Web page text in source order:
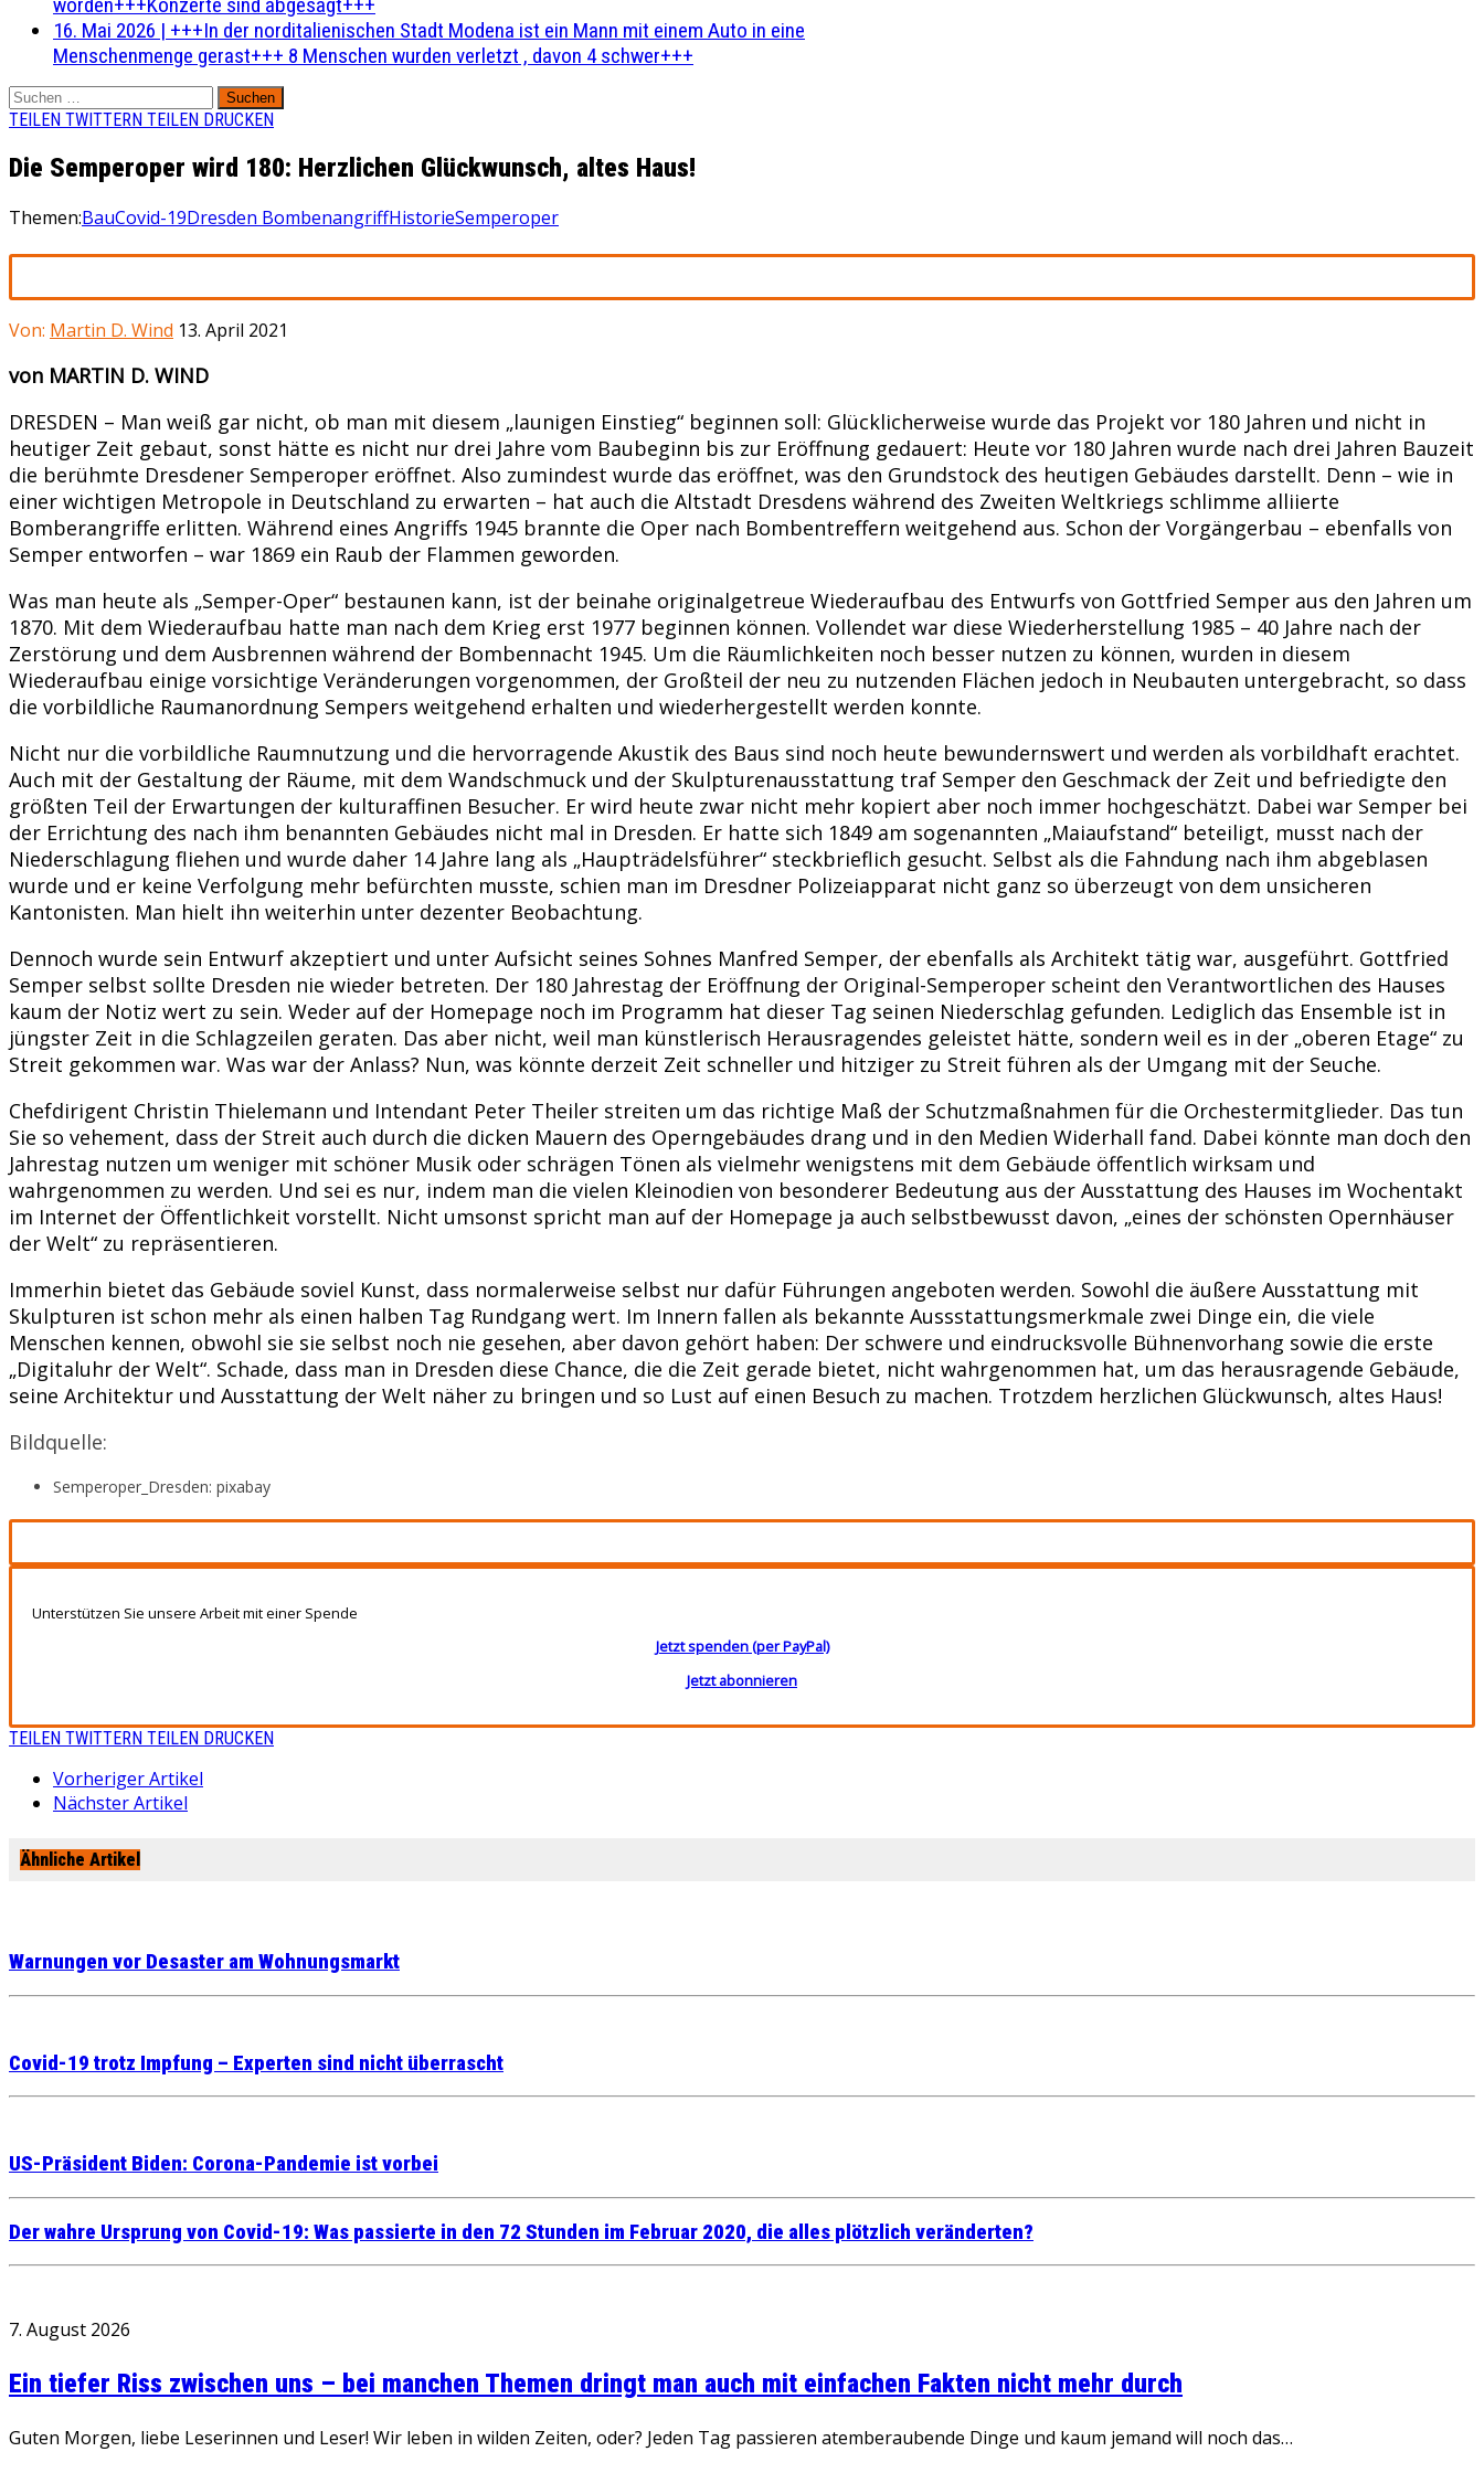
16. Mai 2026 | +++In der norditalienischen Stadt Modena ist ein Mann mit einem Auto in eine
Menschenmenge gerast+++ 8 Menschen wurden verletzt , davon 4 schwer+++
Suchen
nach:
TEILEN TWITTERN TEILEN DRUCKEN
Die Semperoper wird 180: Herzlichen Glückwunsch, altes Haus!
Themen:BauCovid-19Dresden BombenangriffHistorieSemperoper
Von: Martin D. Wind 13. April 2021
von MARTIN D. WIND
DRESDEN – Man weiß gar nicht, ob man mit diesem „launigen Einstieg“ beginnen soll: Glücklicherweise wurde das Projekt vor 180 Jahren und nicht in
heutiger Zeit gebaut, sonst hätte es nicht nur drei Jahre vom Baubeginn bis zur Eröffnung gedauert: Heute vor 180 Jahren wurde nach drei Jahren Bauzeit
die berühmte Dresdener Semperoper eröffnet. Also zumindest wurde das eröffnet, was den Grundstock des heutigen Gebäudes darstellt. Denn – wie in
einer wichtigen Metropole in Deutschland zu erwarten – hat auch die Altstadt Dresdens während des Zweiten Weltkriegs schlimme alliierte
Bomberangriffe erlitten. Während eines Angriffs 1945 brannte die Oper nach Bombentreffern weitgehend aus. Schon der Vorgängerbau – ebenfalls von
Semper entworfen – war 1869 ein Raub der Flammen geworden.
Was man heute als „Semper-Oper“ bestaunen kann, ist der beinahe originalgetreue Wiederaufbau des Entwurfs von Gottfried Semper aus den Jahren um
1870. Mit dem Wiederaufbau hatte man nach dem Krieg erst 1977 beginnen können. Vollendet war diese Wiederherstellung 1985 – 40 Jahre nach der
Zerstörung und dem Ausbrennen während der Bombennacht 1945. Um die Räumlichkeiten noch besser nutzen zu können, wurden in diesem
Wiederaufbau einige vorsichtige Veränderungen vorgenommen, der Großteil der neu zu nutzenden Flächen jedoch in Neubauten untergebracht, so dass
die vorbildliche Raumanordnung Sempers weitgehend erhalten und wiederhergestellt werden konnte.
Nicht nur die vorbildliche Raumnutzung und die hervorragende Akustik des Baus sind noch heute bewundernswert und werden als vorbildhaft erachtet.
Auch mit der Gestaltung der Räume, mit dem Wandschmuck und der Skulpturenausstattung traf Semper den Geschmack der Zeit und befriedigte den
größten Teil der Erwartungen der kulturaffinen Besucher. Er wird heute zwar nicht mehr kopiert aber noch immer hochgeschätzt. Dabei war Semper bei
der Errichtung des nach ihm benannten Gebäudes nicht mal in Dresden. Er hatte sich 1849 am sogenannten „Maiaufstand“ beteiligt, musst nach der
Niederschlagung fliehen und wurde daher 14 Jahre lang als „Haupträdelsführer“ steckbrieflich gesucht. Selbst als die Fahndung nach ihm abgeblasen
wurde und er keine Verfolgung mehr befürchten musste, schien man im Dresdner Polizeiapparat nicht ganz so überzeugt von dem unsicheren
Kantonisten. Man hielt ihn weiterhin unter dezenter Beobachtung.
Dennoch wurde sein Entwurf akzeptiert und unter Aufsicht seines Sohnes Manfred Semper, der ebenfalls als Architekt tätig war, ausgeführt. Gottfried
Semper selbst sollte Dresden nie wieder betreten. Der 180 Jahrestag der Eröffnung der Original-Semperoper scheint den Verantwortlichen des Hauses
kaum der Notiz wert zu sein. Weder auf der Homepage noch im Programm hat dieser Tag seinen Niederschlag gefunden. Lediglich das Ensemble ist in
jüngster Zeit in die Schlagzeilen geraten. Das aber nicht, weil man künstlerisch Herausragendes geleistet hätte, sondern weil es in der „oberen Etage“ zu
Streit gekommen war. Was war der Anlass? Nun, was könnte derzeit Zeit schneller und hitziger zu Streit führen als der Umgang mit der Seuche.
Chefdirigent Christin Thielemann und Intendant Peter Theiler streiten um das richtige Maß der Schutzmaßnahmen für die Orchestermitglieder. Das tun
Sie so vehement, dass der Streit auch durch die dicken Mauern des Operngebäudes drang und in den Medien Widerhall fand. Dabei könnte man doch den
Jahrestag nutzen um weniger mit schöner Musik oder schrägen Tönen als vielmehr wenigstens mit dem Gebäude öffentlich wirksam und
wahrgenommen zu werden. Und sei es nur, indem man die vielen Kleinodien von besonderer Bedeutung aus der Ausstattung des Hauses im Wochentakt
im Internet der Öffentlichkeit vorstellt. Nicht umsonst spricht man auf der Homepage ja auch selbstbewusst davon, „eines der schönsten Opernhäuser
der Welt“ zu repräsentieren.
Immerhin bietet das Gebäude soviel Kunst, dass normalerweise selbst nur dafür Führungen angeboten werden. Sowohl die äußere Ausstattung mit
Skulpturen ist schon mehr als einen halben Tag Rundgang wert. Im Innern fallen als bekannte Aussstattungsmerkmale zwei Dinge ein, die viele
Menschen kennen, obwohl sie sie selbst noch nie gesehen, aber davon gehört haben: Der schwere und eindrucksvolle Bühnenvorhang sowie die erste
„Digitaluhr der Welt“. Schade, dass man in Dresden diese Chance, die die Zeit gerade bietet, nicht wahrgenommen hat, um das herausragende Gebäude,
seine Architektur und Ausstattung der Welt näher zu bringen und so Lust auf einen Besuch zu machen. Trotzdem herzlichen Glückwunsch, altes Haus!
Bildquelle:
Semperoper_Dresden: pixabay
Unterstützen Sie unsere Arbeit mit einer Spende
Jetzt spenden (per PayPal)
Jetzt abonnieren
TEILEN TWITTERN TEILEN DRUCKEN
Vorheriger Artikel
Nächster Artikel
Ähnliche Artikel
Warnungen vor Desaster am Wohnungsmarkt
Covid-19 trotz Impfung – Experten sind nicht überrascht
US-Präsident Biden: Corona-Pandemie ist vorbei
Der wahre Ursprung von Covid-19: Was passierte in den 72 Stunden im Februar 2020, die alles plötzlich veränderten?
7. August 2026
Ein tiefer Riss zwischen uns – bei manchen Themen dringt man auch mit einfachen Fakten nicht mehr durch
Guten Morgen, liebe Leserinnen und Leser! Wir leben in wilden Zeiten, oder? Jeden Tag passieren atemberaubende Dinge und kaum jemand will noch das…